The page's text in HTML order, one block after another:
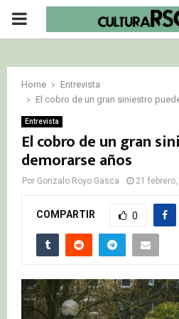
PRIMARY
Home
Entrevista
El cobro de un gran siniestro
Entrevista
El cobro de un gran
demorarse años
Por Gonzalo Royo Gasca 21
COMPARTIR 0